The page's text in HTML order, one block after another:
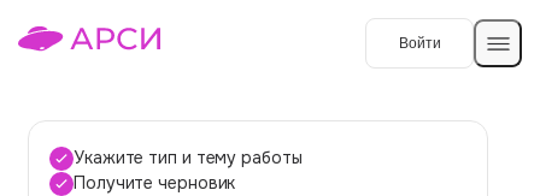
Войти
Укажите тип и тему работы
Получите черновик